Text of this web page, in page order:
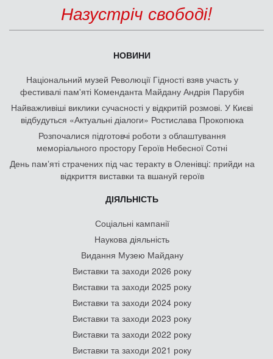
Назустріч свободі!
НОВИНИ
Національний музей Революції Гідності взяв участь у
фестивалі пам'яті Коменданта Майдану Андрія Парубія
Найважливіші виклики сучасності у відкритій розмові. У Києві
відбудуться «Актуальні діалоги» Ростислава Прокопюка
Розпочалися підготовчі роботи з облаштування
меморіального простору Героїв Небесної Сотні
День памʼяті страчених під час теракту в Оленівці: прийди на
відкриття виставки та вшануй героїв
ДІЯЛЬНІСТЬ
Соціальні кампанії
Наукова діяльність
Видання Музею Майдану
Виставки та заходи 2026 року
Виставки та заходи 2025 року
Виставки та заходи 2024 року
Виставки та заходи 2023 року
Виставки та заходи 2022 року
Виставки та заходи 2021 року